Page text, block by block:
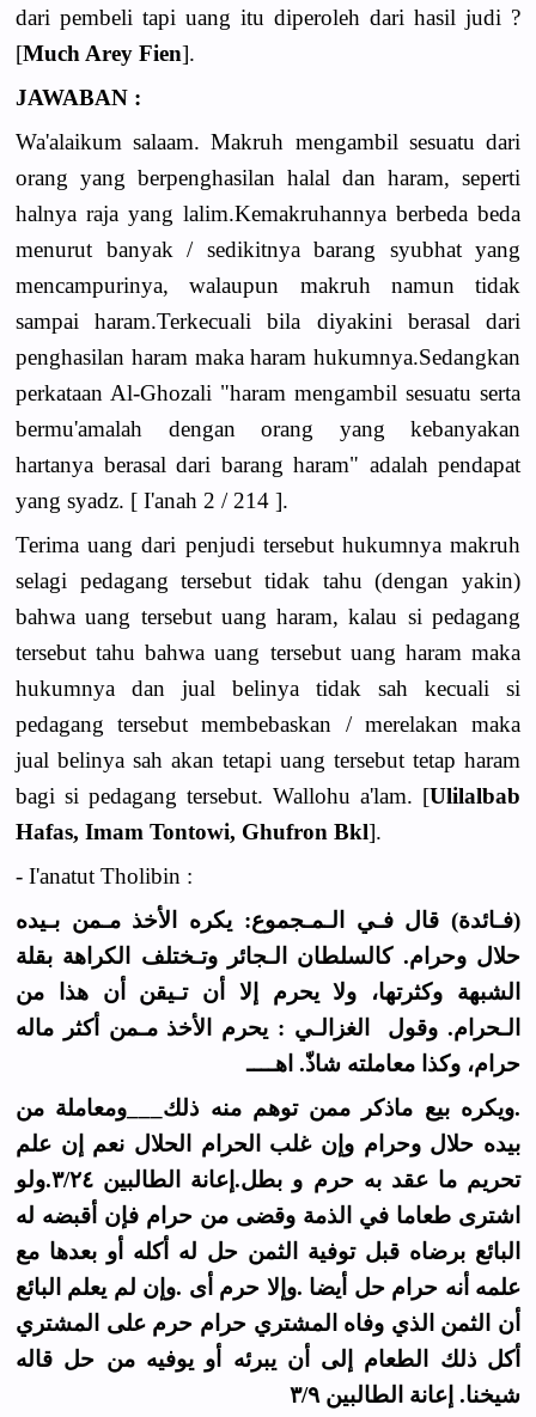
dari pembeli tapi uang itu diperoleh dari hasil judi ?
[Much Arey Fien].
JAWABAN :
Wa'alaikum salaam. Makruh mengambil sesuatu dari
orang yang berpenghasilan halal dan haram, seperti
halnya raja yang lalim.Kemakruhannya berbeda beda
menurut banyak / sedikitnya barang syubhat yang
mencampurinya, walaupun makruh namun tidak
sampai haram.Terkecuali bila diyakini berasal dari
penghasilan haram maka haram hukumnya.Sedangkan
perkataan Al-Ghozali "haram mengambil sesuatu serta
bermu'amalah dengan orang yang kebanyakan
hartanya berasal dari barang haram" adalah pendapat
yang syadz. [ I'anah 2 / 214 ].
Terima uang dari penjudi tersebut hukumnya makruh
selagi pedagang tersebut tidak tahu (dengan yakin)
bahwa uang tersebut uang haram, kalau si pedagang
tersebut tahu bahwa uang tersebut uang haram maka
hukumnya dan jual belinya tidak sah kecuali si
pedagang tersebut membebaskan / merelakan maka
jual belinya sah akan tetapi uang tersebut tetap haram
bagi si pedagang tersebut. Wallohu a'lam. [Ulilalbab
Hafas, Imam Tontowi, Ghufron Bkl].
- I'anatut Tholibin :
(فـائدة) قال فـي الـمـجموع: يكره الأخذ مـمن بـيده
حلال وحرام. كالسلطان الـجائر وتـختلف الكراهة بقلة
الشبهة وكثرتها، ولا يحرم إلا أن تـيقن أن هذا من
الـحرام. وقول الغزالـي : يحرم الأخذ مـمن أكثر ماله
حرام، وكذا معاملته شاذّ. اهــــ
.ويكره بيع ماذكر ممن توهم منه ذلك___ومعاملة من
بيده حلال وحرام وإن غلب الحرام الحلال نعم إن علم
تحريم ما عقد به حرم و بطل.إعانة الطالبين ٣/٢٤.ولو
اشترى طعاما في الذمة وقضى من حرام فإن أقبضه له
البائع برضاه قبل توفية الثمن حل له أكله أو بعدها مع
علمه أنه حرام حل أيضا .وإلا حرم أى .وإن لم يعلم البائع
أن الثمن الذي وفاه المشتري حرام حرم على المشتري
أكل ذلك الطعام إلى أن يبرئه أو يوفيه من حل قاله
شيخنا. إعانة الطالبين ٣/٩